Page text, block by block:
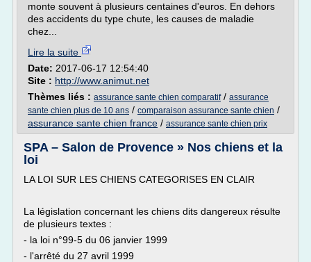
monte souvent à plusieurs centaines d'euros. En dehors
des accidents du type chute, les causes de maladie
chez...
Lire la suite
Date: 2017-06-17 12:54:40
Site : http://www.animut.net
Thèmes liés : assurance sante chien comparatif/ assurance
sante chien plus de 10 ans / comparaison assurance sante chien /
assurance sante chien france / assurance sante chien prix
SPA – Salon de Provence » Nos chiens et la
loi
LA LOI SUR LES CHIENS CATEGORISES EN CLAIR
La législation concernant les chiens dits dangereux résulte
de plusieurs textes :
- la loi n°99-5 du 06 janvier 1999
- l'arrêté du 27 avril 1999